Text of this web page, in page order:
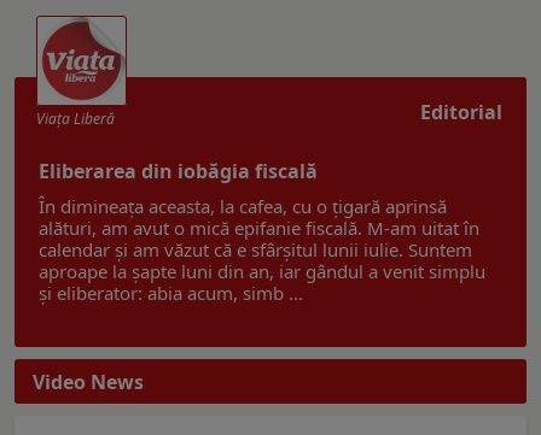
Editorial
Viaţa Liberă
Eliberarea din iobăgia fiscală
În dimineața aceasta, la cafea, cu o țigară aprinsă
alături, am avut o mică epifanie fiscală. M-am uitat în
calendar și am văzut că e sfârșitul lunii iulie. Suntem
aproape la șapte luni din an, iar gândul a venit simplu
și eliberator: abia acum, simb ...
Video News